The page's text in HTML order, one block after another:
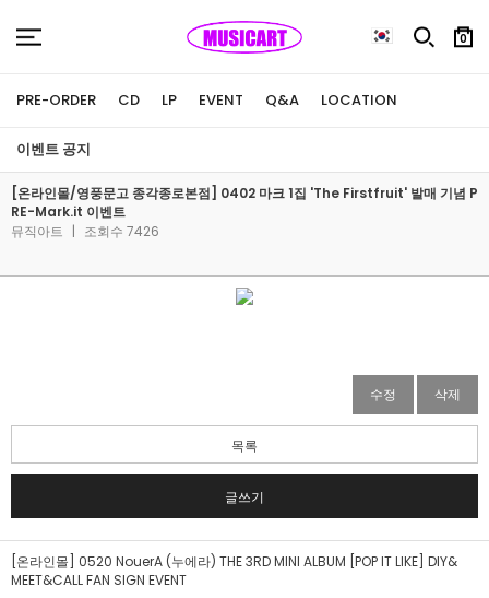
0
PRE-ORDER CD LP EVENT Q&A LOCATION
이벤트 공지
[온라인몰/영풍문고 종각종로본점] 0402 마크 1집 'The Firstfruit' 발매 기념 P
RE-Mark.it 이벤트
뮤직아트 | 조회수 7426
수정 삭제
목록
글쓰기
[온라인몰] 0520 NouerA (누에라) THE 3RD MINI ALBUM [POP IT LIKE] DIY&
MEET&CALL FAN SIGN EVENT